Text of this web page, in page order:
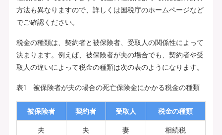
方法も異なりますので、詳しくは国税庁のホームページなど
でご確認ください。
税金の種類は、契約者と被保険者、受取人の関係性によって
決まります。例えば、被保険者が夫の場合でも、契約者や受
取人の違いによって税金の種類は次の表のようになります。
表1 被保険者が夫の場合の死亡保険金にかかる税金の種類
被保険者 契約者 受取人 税金の種類
夫 夫 妻 相続税